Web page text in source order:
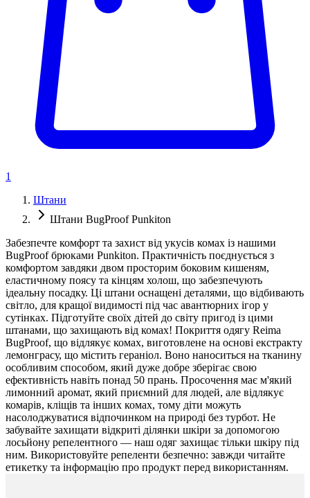
1
Штани
Штани BugProof Punkiton
Забезпечте комфорт та захист від укусів комах із нашими
BugProof брюками Punkiton. Практичність поєднується з
комфортом завдяки двом просторим боковим кишеням,
еластичному поясу та кінцям холош, що забезпечують
ідеальну посадку. Ці штани оснащені деталями, що відбивають
світло, для кращої видимості під час авантюрних ігор у
сутінках. Підготуйте своїх дітей до світу пригод із цими
штанами, що захищають від комах! Покриття одягу Reima
BugProof, що відлякує комах, виготовлене на основі екстракту
лемонграсу, що містить гераніол. Воно наноситься на тканину
особливим способом, який дуже добре зберігає свою
ефективність навіть понад 50 прань. Просочення має м'який
лимонний аромат, який приємний для людей, але відлякує
комарів, кліщів та інших комах, тому діти можуть
насолоджуватися відпочинком на природі без турбот. Не
забувайте захищати відкриті ділянки шкіри за допомогою
лосьйону репелентного — наш одяг захищає тільки шкіру під
ним. Використовуйте репеленти безпечно: завжди читайте
етикетку та інформацію про продукт перед використанням.